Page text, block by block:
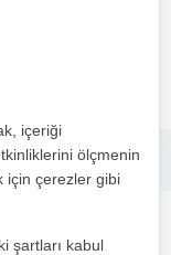
DERS
içeriği
ölçmenin
için çerezler gibi
şartları kabul